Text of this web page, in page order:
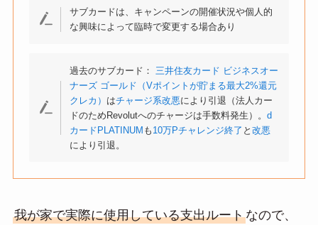
サブカードは、キャンペーンの開催状況や個人的
な興味によって臨時で変更する場合あり
過去のサブカード： 三井住友カード ビジネスオー
ナーズ ゴールド（Vポイントが貯まる最大2%還元
クレカ） はチャージ系改悪により引退（法人カー
ドのためRevolutへのチャージは手数料発生）。d
カードPLATINUM も 10万Pチャレンジ終了 と改悪
により引退。
我が家で実際に使用している支出ルートなので、